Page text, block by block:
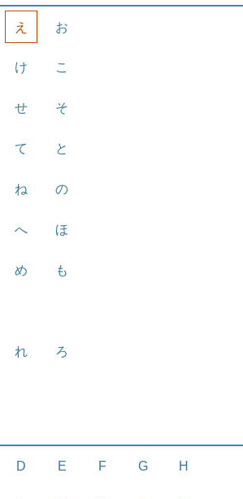
え お
け こ
せ そ
て と
ね の
へ ほ
め も
れ ろ
D E F G H